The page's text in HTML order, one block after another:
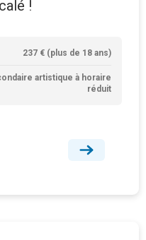
!
237 € (plus de 18 ans)
artistique à horaire
réduit